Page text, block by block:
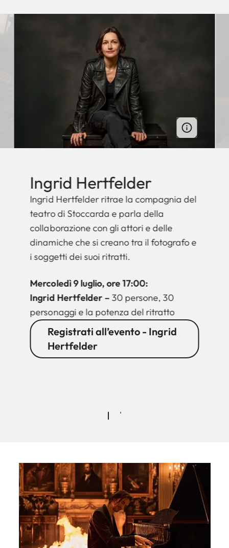
Ingrid Hertfelder
Ingrid Hertfelder ritrae la compagnia del
teatro di Stoccarda e parla della
collaborazione con gli attori e delle
dinamiche che si creano tra il fotografo e
i soggetti dei suoi ritratti.
Mercoledì 9 luglio, ore 17:00:
Ingrid Hertfelder – 30 persone, 30
personaggi e la potenza del ritratto
Registrati all’evento - Ingrid
Hertfelder